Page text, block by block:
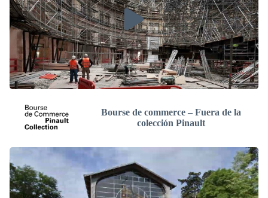
Bourse de commerce – Fuera de la
colección Pinault